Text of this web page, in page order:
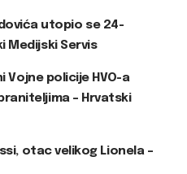
utopio se 24-
Medijski Servis
Vojne policije HVO-a
– Hrvatski
otac velikog Lionela –